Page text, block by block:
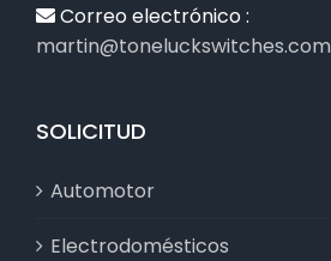
Correo electrónico :
martin@toneluckswitches.com
SOLICITUD
Automotor
Electrodomésticos